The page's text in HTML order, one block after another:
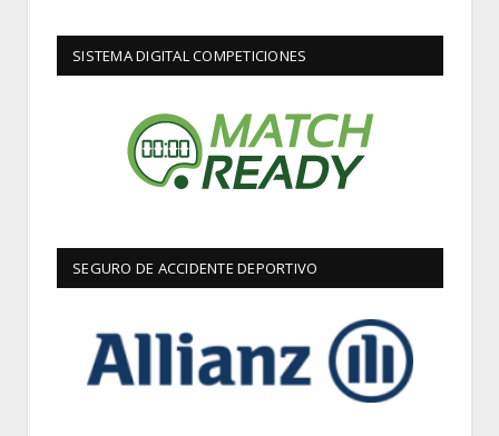
SISTEMA DIGITAL COMPETICIONES
SEGURO DE ACCIDENTE DEPORTIVO